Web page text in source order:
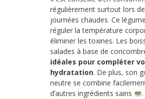
régulièrement surtout lors
journées chaudes. Ce
réguler la température
éliminer les toxines. Les
salades à base de
idéales pour compléter
hydratation. De plus, son
neutre se combine
d’autres ingrédients sains
.